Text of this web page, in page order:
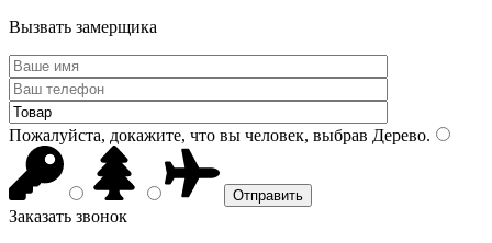
Вызвать замерщика
Пожалуйста, докажите, что вы человек, выбрав Дерево.
Заказать звонок